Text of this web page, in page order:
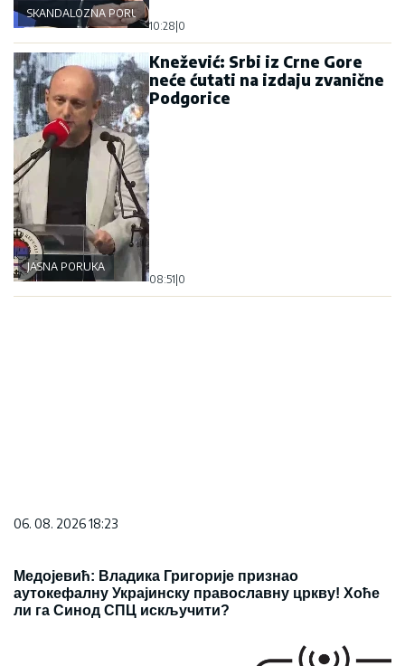
SKANDALOZNA PORUKA
10:28 0
JASNA PORUKA
Knežević: Srbi iz Crne Gore
neće ćutati na izdaju zvanične
Podgorice
08:51 0
06. 08. 2026 18:23
Медојевић: Владика Григорије признао
аутокефалну Украјинску православну цркву! Хоће
ли га Синод СПЦ искључити?